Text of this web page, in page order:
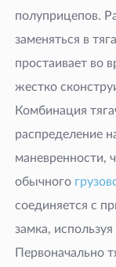
полуприцепов.
заменяться в
простаивает во
жестко
Комбинация
распределение
маневренности,
обычного
соединяется с
замка,
Первоначально